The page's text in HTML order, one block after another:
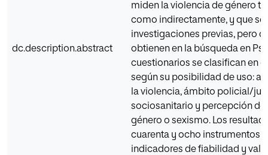
dc.description.abstract
miden la violencia de género
como indirectamente, y que
investigaciones previas, pero
obtienen en la búsqueda en
cuestionarios se clasifican en
según su posibilidad de uso:
la violencia, ámbito policial/
sociosanitario y percepción de
género o sexismo. Los
cuarenta y ocho instrumentos
indicadores de fiabilidad y